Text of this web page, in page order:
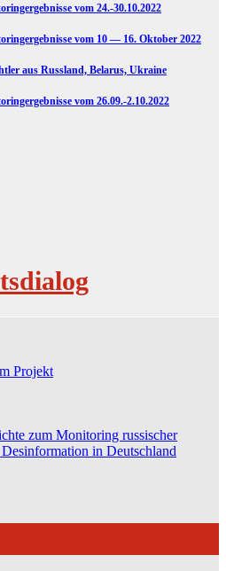
vom 24.-30.10.2022
vom 10 — 16. Oktober 2022
aus Russland, Belarus, Ukraine
vom 26.09.-2.10.2022
Projekt
zum Monitoring russischer
in Deutschland